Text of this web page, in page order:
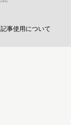
記事使用について